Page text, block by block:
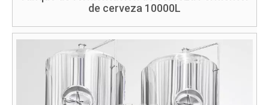
de cerveza 10000L